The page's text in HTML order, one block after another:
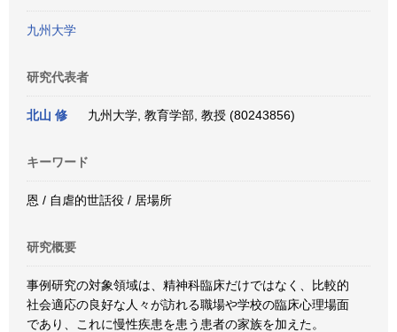
九州大学
研究代表者
北山 修 九州大学, 教育学部, 教授 (80243856)
キーワード
恩 / 自虐的世話役 / 居場所
研究概要
事例研究の対象領域は、精神科臨床だけではなく、比較的
社会適応の良好な人々が訪れる職場や学校の臨床心理場面
であり、これに慢性疾患を患う患者の家族を加えた。